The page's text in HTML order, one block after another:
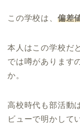
この学校は、 偏差
本人はこの学校だ
では噂があります
か。
高校時代も部活動
ビューで明かして